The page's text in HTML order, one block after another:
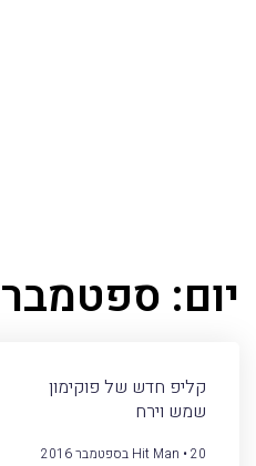
יום: ספטמבר ב20,
קליפ חדש של פוקימון
שמש וירח
Hit Man 20 בספטמבר 2016